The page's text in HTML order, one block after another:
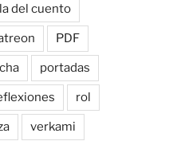
del cuento
PDF
portadas
rol
verkami